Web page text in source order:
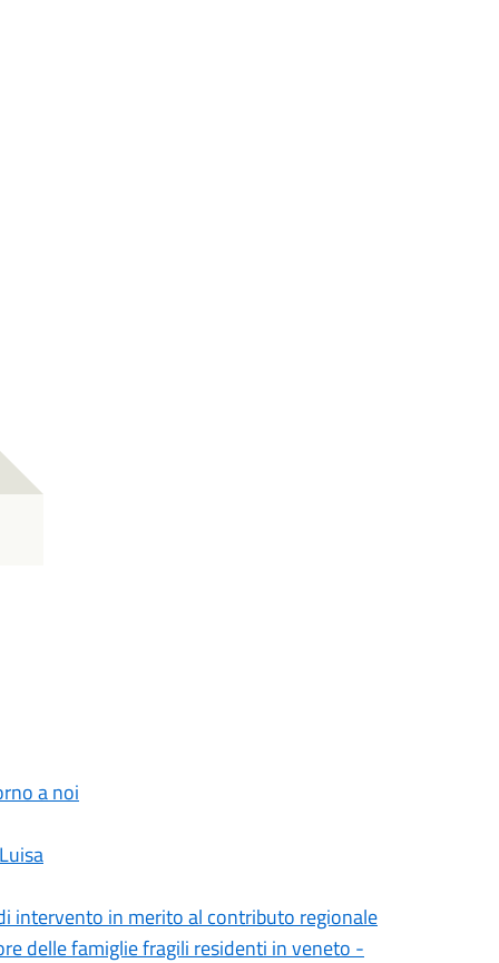
a noi
intervento in merito al contributo regionale
delle famiglie fragili residenti in veneto -